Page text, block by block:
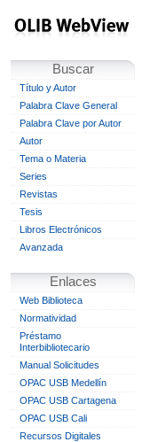
Buscar
Título y Autor
Palabra Clave General
Palabra Clave por Autor
Autor
Tema o Materia
Series
Revistas
Tesis
Libros Electrónicos
Avanzada
Enlaces
Web Biblioteca
Normatividad
Préstamo
Interbibliotecario
Manual Solicitudes
OPAC USB Medellín
OPAC USB Cartagena
OPAC USB Cali
Recursos Digitales